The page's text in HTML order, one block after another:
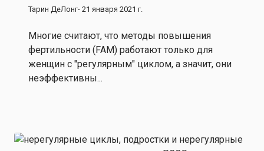
Тарин ДеЛонг- 21 января 2021 г.
Многие считают, что методы повышения
фертильности (FAM) работают только для
женщин с "регулярным" циклом, а значит, они
неэффективны...